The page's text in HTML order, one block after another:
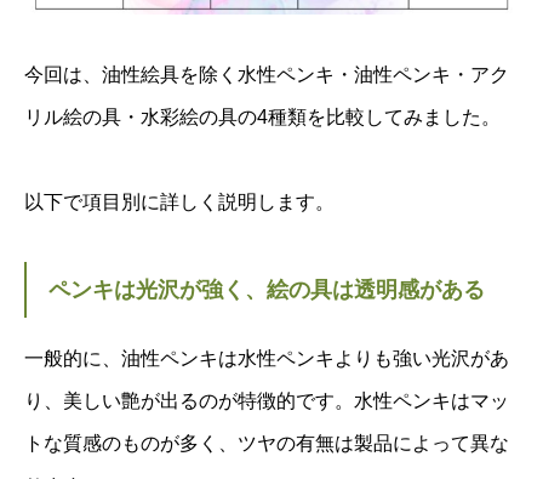
今回は、油性絵具を除く水性ペンキ・油性ペンキ・アク
リル絵の具・水彩絵の具の4種類を比較してみました。
以下で項目別に詳しく説明します。
ペンキは光沢が強く、絵の具は透明感がある
一般的に、油性ペンキは水性ペンキよりも強い光沢があ
り、美しい艶が出るのが特徴的です。水性ペンキはマッ
トな質感のものが多く、ツヤの有無は製品によって異な